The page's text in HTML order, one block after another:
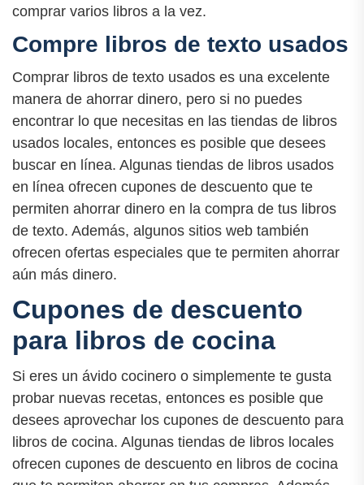
comprar varios libros a la vez.
Compre libros de texto usados
Comprar libros de texto usados es una excelente
manera de ahorrar dinero, pero si no puedes
encontrar lo que necesitas en las tiendas de libros
usados locales, entonces es posible que desees
buscar en línea. Algunas tiendas de libros usados
en línea ofrecen cupones de descuento que te
permiten ahorrar dinero en la compra de tus libros
de texto. Además, algunos sitios web también
ofrecen ofertas especiales que te permiten ahorrar
aún más dinero.
Cupones de descuento
para libros de cocina
Si eres un ávido cocinero o simplemente te gusta
probar nuevas recetas, entonces es posible que
desees aprovechar los cupones de descuento para
libros de cocina. Algunas tiendas de libros locales
ofrecen cupones de descuento en libros de cocina